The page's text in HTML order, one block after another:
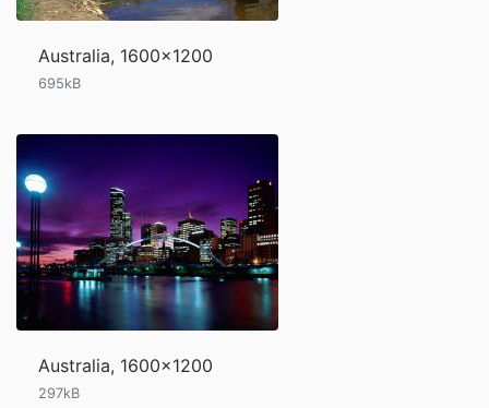
Australia, 1600x1200
695kB
Australia, 1600x1200
297kB